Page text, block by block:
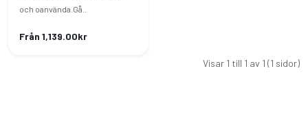
och oanvända.Gå..
Från 1,139.00kr
Visar 1 till 1 av 1 (1 sidor)